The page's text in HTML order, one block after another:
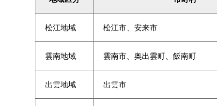
松江地域 松江市、安来市
雲南地域 雲南市、奥出雲町、飯南町
出雲地域 出雲市